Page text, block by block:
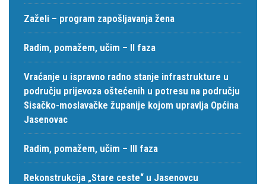
Zaželi – program zapošljavanja žena
Radim, pomažem, učim – II faza
Vraćanje u ispravno radno stanje infrastrukture u
području prijevoza oštećenih u potresu na području
Sisačko-moslavačke županije kojom upravlja Općina
Jasenovac
Radim, pomažem, učim – III faza
Rekonstrukcija „Stare ceste“ u Jasenovcu